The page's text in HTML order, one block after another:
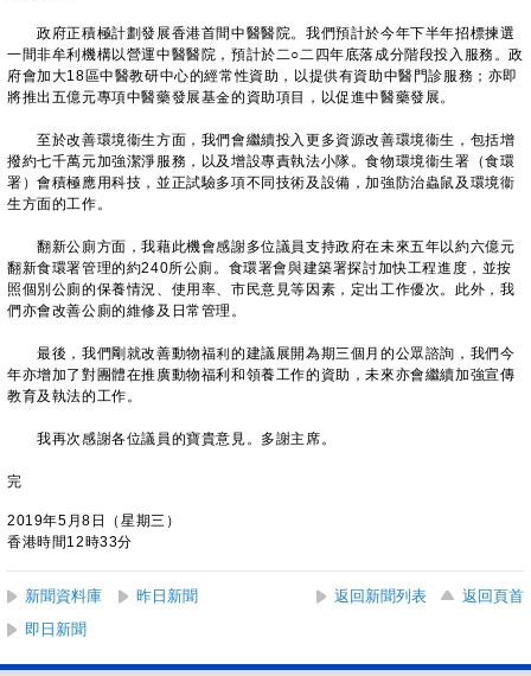
政府正積極計劃發展香港首間中醫醫院。我們預計於今年下半年招標揀選
一間非牟利機構以營運中醫醫院，預計於二○二四年底落成分階段投入服務。政
府會加大18區中醫教研中心的經常性資助，以提供有資助中醫門診服務；亦即
將推出五億元專項中醫藥發展基金的資助項目，以促進中醫藥發展。
至於改善環境衞生方面，我們會繼續投入更多資源改善環境衞生，包括增
撥約七千萬元加強潔淨服務，以及增設專責執法小隊。食物環境衞生署（食環
署）會積極應用科技，並正試驗多項不同技術及設備，加強防治蟲鼠及環境衞
生方面的工作。
翻新公廁方面，我藉此機會感謝多位議員支持政府在未來五年以約六億元
翻新食環署管理的約240所公廁。食環署會與建築署探討加快工程進度，並按
照個別公廁的保養情況、使用率、市民意見等因素，定出工作優次。此外，我
們亦會改善公廁的維修及日常管理。
最後，我們剛就改善動物福利的建議展開為期三個月的公眾諮詢，我們今
年亦增加了對團體在推廣動物福利和領養工作的資助，未來亦會繼續加強宣傳
教育及執法的工作。
我再次感謝各位議員的寶貴意見。多謝主席。
完
2019年5月8日（星期三）
香港時間12時33分
新聞資料庫 昨日新聞 返回新聞列表
返回頁首
即日新聞